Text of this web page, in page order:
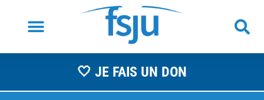
🤍 JE FAIS UN DON